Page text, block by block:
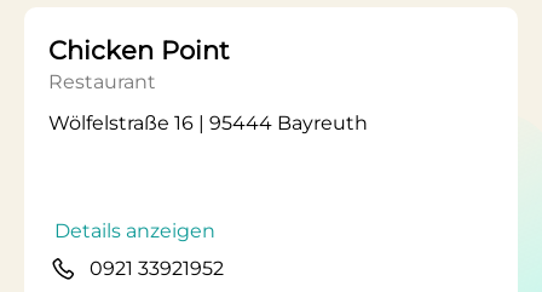
Chicken Point
Restaurant
Wölfelstraße 16 | 95444 Bayreuth
Details anzeigen
0921 33921952